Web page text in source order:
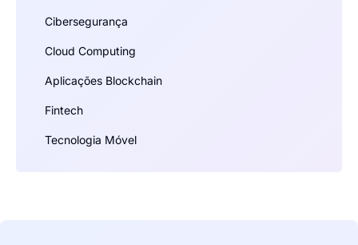
Cibersegurança
Cloud Computing
Aplicações Blockchain
Fintech
Tecnologia Móvel